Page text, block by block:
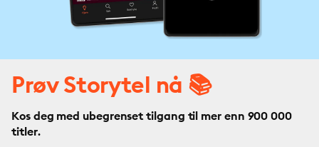
Prøv Storytel nå 📚
Kos deg med ubegrenset tilgang til mer enn 900 000
titler.